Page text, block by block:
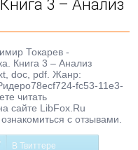
3 – Анализ
Токарев -
Книга 3 – Анализ
doc, pdf. Жанр:
fc53-11e3-
читать
сайте LibFox.Ru
с отзывами.
В Твиттере